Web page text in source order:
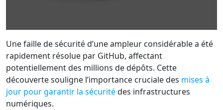
Une faille de sécurité d’une ampleur considérable a été
rapidement résolue par GitHub, affectant
potentiellement des millions de dépôts. Cette
découverte souligne l’importance cruciale des mises à
jour pour garantir la sécuritédes infrastructures
numériques.